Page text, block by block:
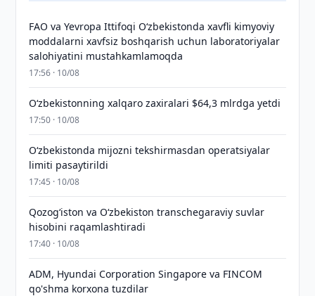
FAO va Yevropa Ittifoqi O‘zbekistonda xavfli kimyoviy
moddalarni xavfsiz boshqarish uchun laboratoriyalar
salohiyatini mustahkamlamoqda
17:56 · 10/08
O‘zbekistonning xalqaro zaxiralari $64,3 mlrdga yetdi
17:50 · 10/08
O‘zbekistonda mijozni tekshirmasdan operatsiyalar
limiti pasaytirildi
17:45 · 10/08
Qozog‘iston va O‘zbekiston transchegaraviy suvlar
hisobini raqamlashtiradi
17:40 · 10/08
ADM, Hyundai Corporation Singapore va FINCOM
qo'shma korxona tuzdilar